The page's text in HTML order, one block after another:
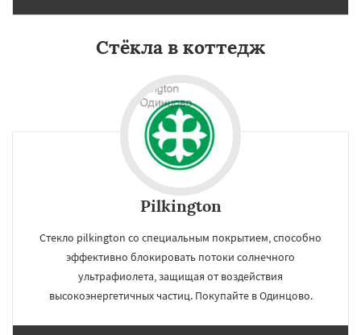
Орехово-Зуево
Павловский Посад Пересвет Подольск
Пушкино Пущино
Раменское
Реутов Рошаль Рузф
Сергиев Посад
Стёкла в коттедж
Pilkington
Стекло pilkington со специальным покрытием, способно
эффективно блокировать потоки солнечного
ультрафиолета, защищая от воздействия
высокоэнергетичных частиц. Покупайте в Одинцово.